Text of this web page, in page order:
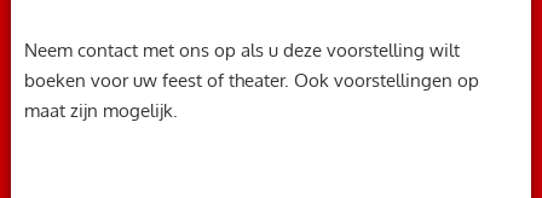
Neem contact met ons op als u deze voorstelling wilt
boeken voor uw feest of theater. Ook voorstellingen op
maat zijn mogelijk.